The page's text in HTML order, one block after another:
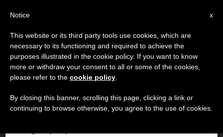
MES
Noviembre, 2003
ÚLTIMAS NOTICIAS
×
Aviso importante
Del 27 de julio al 7 de agosto haremos la pausa
anual, aprovechando que en el periodo de verano
se generan menos informaciones y también el
x
Notice
This website or its third party tools use cookies, which are
necessary to its functioning and required to achieve the
purposes illustrated in the cookie policy. If you want to know
more or withdraw your consent to all or some of the cookies,
please refer to the cookie policy
By closing this banner, scrolling this page, clicking a link or
continuing to browse otherwise, you agree to the use of cookies.